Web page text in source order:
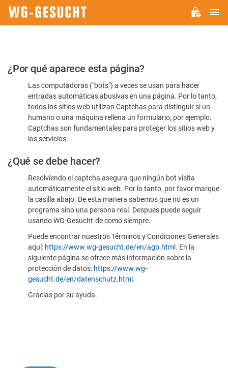
Por
favor,
confirme
humano
¿Por qué aparece esta página?
Las computadoras ("bots") a veces se usan para hacer
entradas automáticas abusivas en una página. Por lo tanto,
todos los sitios web utilizan Captchas para distinguir si un
humano o una máquina rellena un formulario, por ejemplo.
Captchas son fundamentales para proteger los sitios web y
los servicios.
¿Qué se debe hacer?
Resolviendo el captcha asegura que ningún bot visita
automáticamente el sitio web. Por lo tanto, por favor marque
la casilla abajo. De esta manera sabemos que no es un
programa sino una persona real. Despues puede seguir
usando WG-Gesucht.de como siempre.
Puede encontrar nuestros Términos y Condiciones Generales
aquí: https://www.wg-gesucht.de/en/agb.html . En la
siguiente página se ofrece más información sobre la
protección de datos: https://www.wg-
gesucht.de/en/datenschutz.html .
Gracias por su ayuda.